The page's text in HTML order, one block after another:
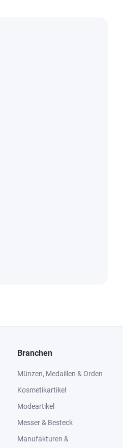
Branchen
Münzen, Medaillen & Orden
Kosmetikartikel
Modeartikel
Messer & Besteck
Manufakturen &